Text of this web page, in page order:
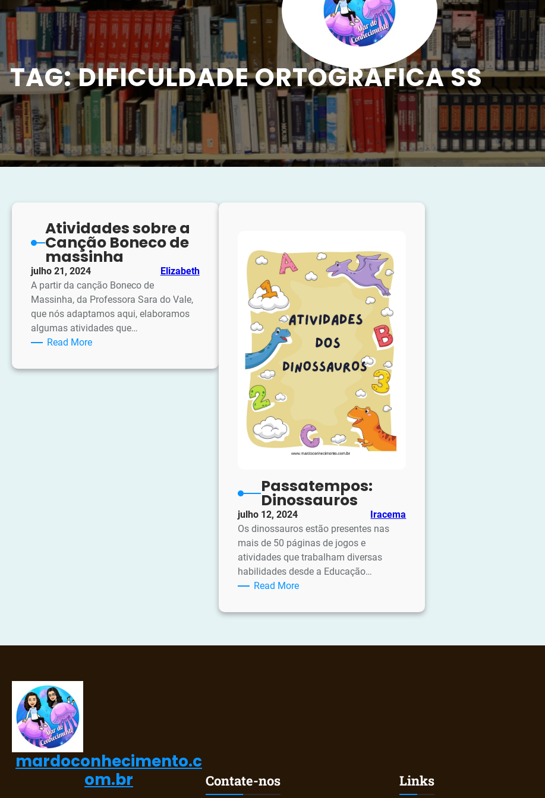
TAG:DIFICULDADE ORTOGRÁFICA SS
Atividades sobre a
Canção Boneco de
massinha
julho 21, 2024
Elizabeth
A partir da canção Boneco de
Massinha, da Professora Sara do Vale,
que nós adaptamos aqui, elaboramos
algumas atividades que…
Read More:
sobre
Passatempos:
Dinossauros
julho 12, 2024
Iracema
Os dinossauros estão presentes nas
mais de 50 páginas de jogos e
atividades que trabalham diversas
habilidades desde a Educação…
Read More:
Dinossauros
mardoconhecimento.c
om.br
Contate-nos Links